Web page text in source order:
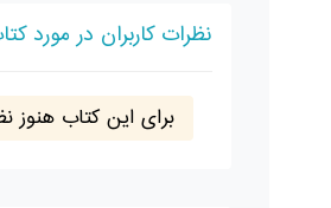
نظرات کاربران در
برای این کتاب